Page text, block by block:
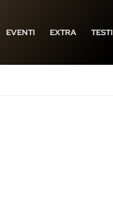
EVENTI EXTRA TESTI